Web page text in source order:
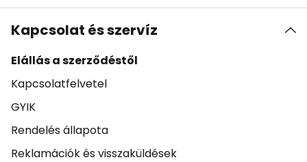
Kapcsolat és szervíz
Elállás a szerződéstől
Kapcsolatfelvetel
GYIK
Rendelés állapota
Reklamációk és visszaküldések